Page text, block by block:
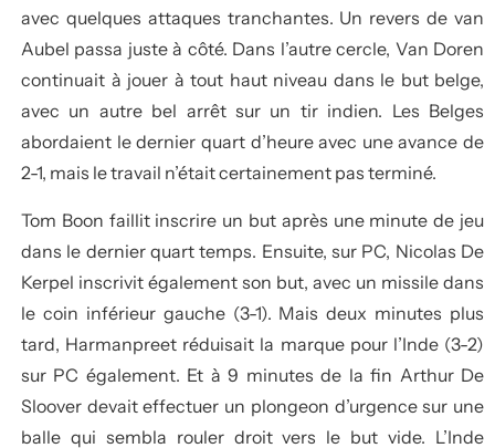
avec quelques attaques tranchantes. Un revers de van
Aubel passa juste à côté. Dans l’autre cercle, Van Doren
continuait à jouer à tout haut niveau dans le but belge,
avec un autre bel arrêt sur un tir indien. Les Belges
abordaient le dernier quart d’heure avec une avance de
2-1, mais le travail n’était certainement pas terminé.
Tom Boon faillit inscrire un but après une minute de jeu
dans le dernier quart temps. Ensuite, sur PC, Nicolas De
Kerpel inscrivit également son but, avec un missile dans
le coin inférieur gauche (3-1). Mais deux minutes plus
tard, Harmanpreet réduisait la marque pour l’Inde (3-2)
sur PC également. Et à 9 minutes de la fin Arthur De
Sloover devait effectuer un plongeon d’urgence sur une
balle qui sembla rouler droit vers le but vide. L’Inde